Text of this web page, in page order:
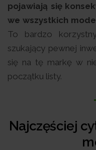
pojawiają się
we wszystkich
To bardzo
szukający pewnej
się na tę markę w
początku listy.
Najczęściej